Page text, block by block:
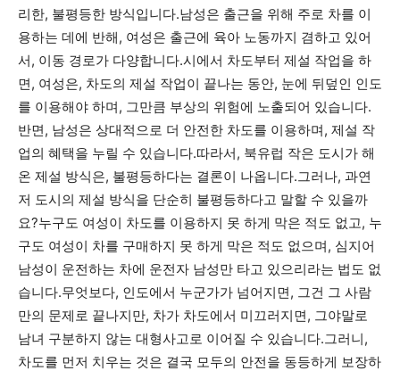
리한, 불평등한 방식입니다.남성은 출근을 위해 주로 차를 이
용하는 데에 반해, 여성은 출근에 육아 노동까지 겸하고 있어
서, 이동 경로가 다양합니다.시에서 차도부터 제설 작업을 하
면, 여성은, 차도의 제설 작업이 끝나는 동안, 눈에 뒤덮인 인도
를 이용해야 하며, 그만큼 부상의 위험에 노출되어 있습니다.
반면, 남성은 상대적으로 더 안전한 차도를 이용하며, 제설 작
업의 혜택을 누릴 수 있습니다.따라서, 북유럽 작은 도시가 해
온 제설 방식은, 불평등하다는 결론이 나옵니다.그러나, 과연
저 도시의 제설 방식을 단순히 불평등하다고 말할 수 있을까
요?누구도 여성이 차도를 이용하지 못 하게 막은 적도 없고, 누
구도 여성이 차를 구매하지 못 하게 막은 적도 없으며, 심지어
남성이 운전하는 차에 운전자 남성만 타고 있으리라는 법도 없
습니다.무엇보다, 인도에서 누군가가 넘어지면, 그건 그 사람
만의 문제로 끝나지만, 차가 차도에서 미끄러지면, 그야말로
남녀 구분하지 않는 대형사고로 이어질 수 있습니다.그러니,
차도를 먼저 치우는 것은 결국 모두의 안전을 동등하게 보장하